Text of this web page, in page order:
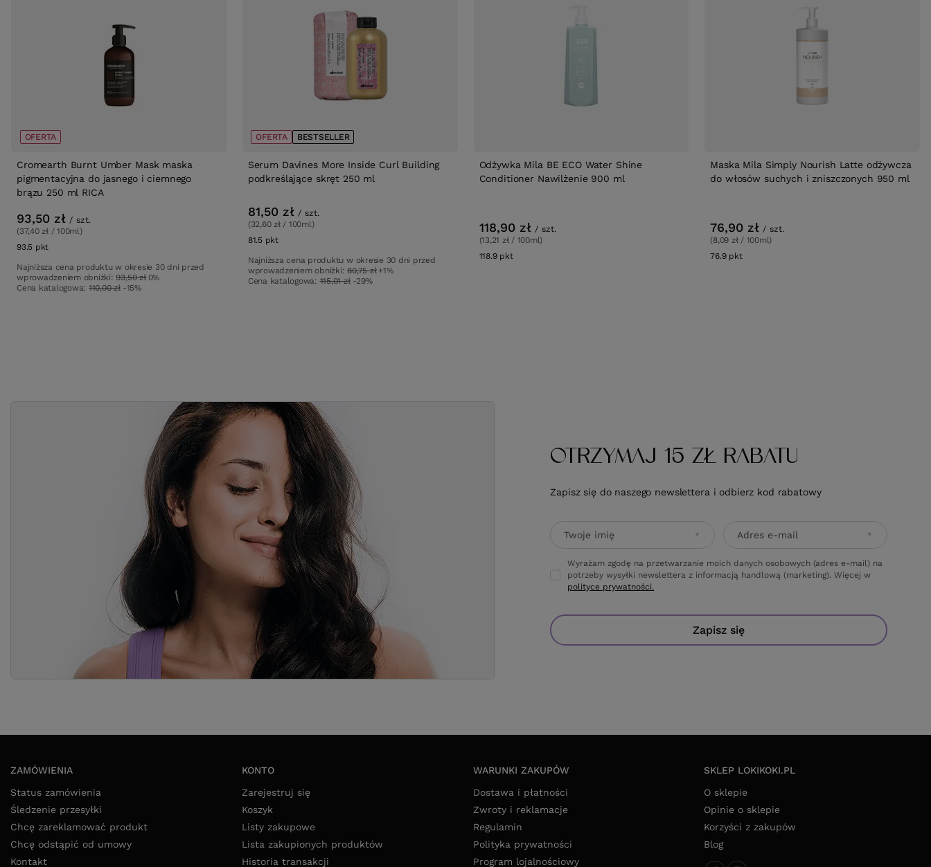
OFERTA
Cromearth Burnt Umber Mask maska
pigmentacyjna do jasnego i ciemnego
brązu 250 ml RICA
93,50 zł / szt.
(37,40 zł / 100ml)
93.5 pkt
Najniższa cena produktu w okresie 30 dni przed
wprowadzeniem obniżki:93,50 zł 0%
Cena katalogowa: 110,00 zł -15%
OFERTA BESTSELLER
Serum Davines More Inside Curl Building
podkreślające skręt 250 ml
81,50 zł / szt.
(32,60 zł / 100ml)
81.5 pktpunktów
Najniższa cena produktu w okresie 30 dni przed
wprowadzeniem obniżki:80,75 zł +1%
Cena katalogowa:115,01 zł -29%
Odżywka Mila BE ECO Water Shine
Conditioner Nawilżenie 900 ml
118,90 zł / szt.
(13,21 zł / 100ml)
118.9 pktpunktów
Maska Mila Simply Nourish Latte odżywcza
do włosów suchych i zniszczonych 950 ml
76,90 zł / szt.
(8,09 zł / 100ml)
76.9 pktpunktów
OTRZYMAJ 15 ZŁ RABATU
Zapisz się do naszego newslettera i odbierz kod rabatowy
Twoje imię Adres e-mail
Wyrażam zgodę na przetwarzanie moich danych osobowych (adres e-mail) na
potrzeby wysyłki newslettera z informacją handlową (marketing). Więcej w
polityce prywatności.
Zapisz się
ZAMÓWIENIA
Status zamówienia
Śledzenie przesyłki
Chcę zareklamować produkt
Chcę odstąpić od umowy
Kontakt
KONTO
Zarejestruj się
Koszyk
Listy zakupowe
Lista zakupionych produktów
Historia transakcji
WARUNKI ZAKUPÓW
Dostawa i płatności
Zwroty i reklamacje
Regulamin
Polityka prywatności
Program lojalnościowy
SKLEP LOKIKOKI.PL
O sklepie
Opinie o sklepie
Korzyści z zakupów
Blog